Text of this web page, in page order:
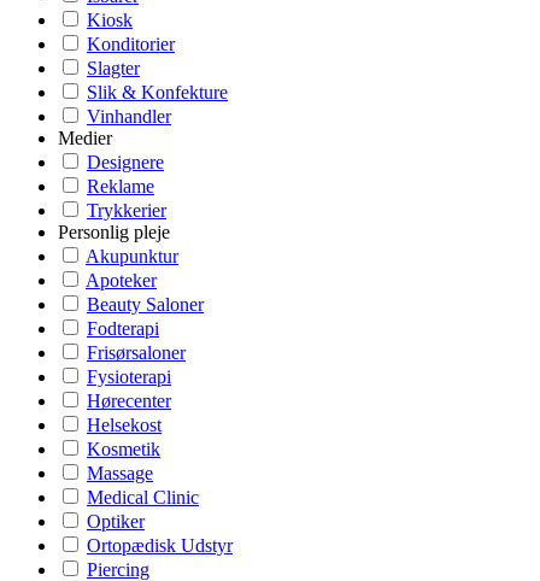
Kiosk
Konditorier
Slagter
Slik & Konfekture
Vinhandler
Medier
Designere
Reklame
Trykkerier
Personlig pleje
Akupunktur
Apoteker
Beauty Saloner
Fodterapi
Frisørsaloner
Fysioterapi
Hørecenter
Helsekost
Kosmetik
Massage
Medical Clinic
Optiker
Ortopædisk Udstyr
Piercing